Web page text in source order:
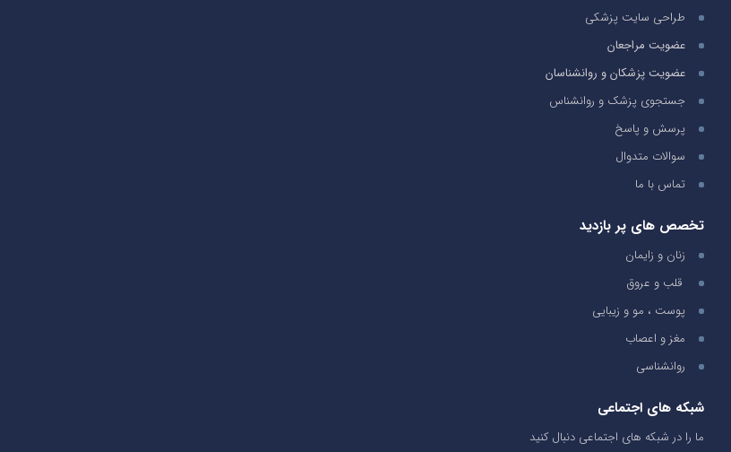
طراحی سایت پزشکی
عضویت مراجعان
عضویت پزشکان و روانشناسان
جستجوی پزشک و روانشناس
پرسش و پاسخ
سوالات متدوال
تماس با ما
تخصص های پر بازدید
زنان و زایمان
قلب و عروق
پوست ، مو و زیبایی
مغز و اعصاب
روانشناسی
شبکه های اجتماعی
ما را در شبکه های اجتماعی دنبال کنید